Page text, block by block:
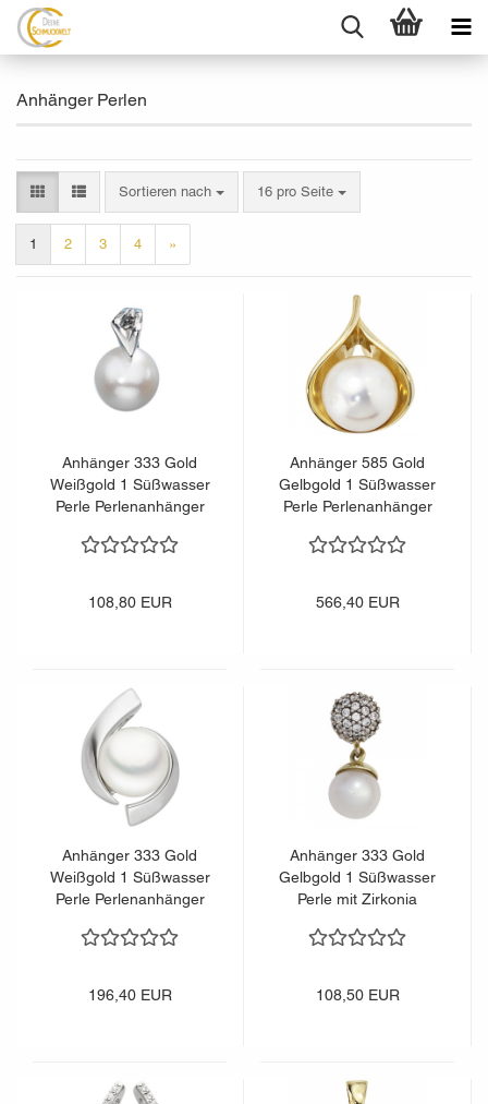
Anhänger Perlen
Sortieren nach
Sortieren nach 16 pro Seite
pro Seite
1 2 3 4 »
Anhänger 333 Gold
Weißgold 1 Süßwasser
Perle Perlenanhänger
108,80 EUR
Anhänger 585 Gold
Gelbgold 1 Süßwasser
Perle Perlenanhänger
566,40 EUR
Anhänger 333 Gold
Weißgold 1 Süßwasser
Perle Perlenanhänger
196,40 EUR
Anhänger 333 Gold
Gelbgold 1 Süßwasser
Perle mit Zirkonia
108,50 EUR